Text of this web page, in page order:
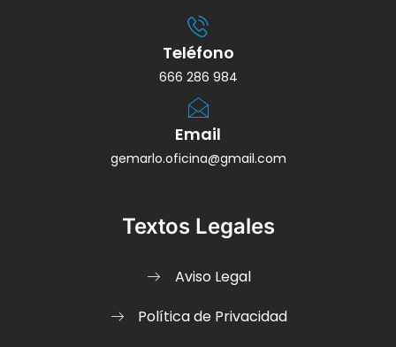
Teléfono
666 286 984
Email
gemarlo.oficina@gmail.com
Textos Legales
Aviso Legal
Política de Privacidad